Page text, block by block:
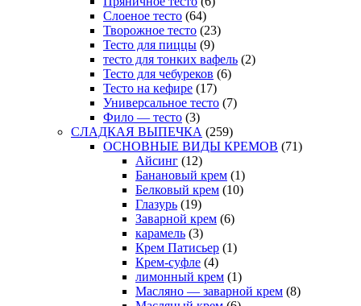
Слоеное тесто (64)
Творожное тесто (23)
Тесто для пиццы (9)
тесто для тонких вафель (2)
Тесто для чебуреков (6)
Тесто на кефире (17)
Универсальное тесто (7)
Фило — тесто (3)
СЛАДКАЯ ВЫПЕЧКА (259)
ОСНОВНЫЕ ВИДЫ КРЕМОВ (71)
Айсинг (12)
Банановый крем (1)
Белковый крем (10)
Глазурь (19)
Заварной крем (6)
карамель (3)
Крем Патисьер (1)
Крем-суфле (4)
лимонный крем (1)
Масляно — заварной крем (8)